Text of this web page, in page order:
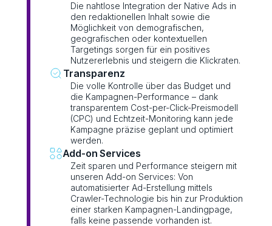
Die nahtlose Integration der Native Ads in
den redaktionellen Inhalt sowie die
Möglichkeit von demografischen,
geografischen oder kontextuellen
Targetings sorgen für ein positives
Nutzererlebnis und steigern die Klickraten.
Transparenz
Die volle Kontrolle über das Budget und
die Kampagnen-Performance – dank
transparentem Cost-per-Click-Preismodell
(CPC) und Echtzeit-Monitoring kann jede
Kampagne präzise geplant und optimiert
werden.
Add-on Services
Zeit sparen und Performance steigern mit
unseren Add-on Services: Von
automatisierter Ad-Erstellung mittels
Crawler-Technologie bis hin zur Produktion
einer starken Kampagnen-Landingpage,
falls keine passende vorhanden ist.